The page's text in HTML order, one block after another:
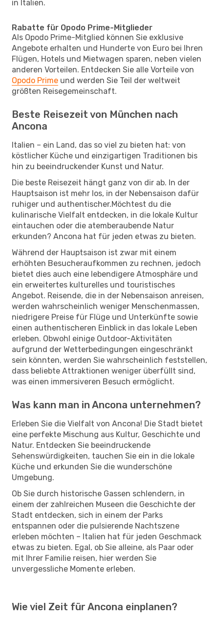
in Italien.
Rabatte für Opodo Prime-Mitglieder
Als Opodo Prime-Mitglied können Sie exklusive
Angebote erhalten und Hunderte von Euro bei Ihren
Flügen, Hotels und Mietwagen sparen, neben vielen
anderen Vorteilen. Entdecken Sie alle Vorteile von
Opodo Prime und werden Sie Teil der weltweit
größten Reisegemeinschaft.
Beste Reisezeit von München nach
Ancona
Italien – ein Land, das so viel zu bieten hat: von
köstlicher Küche und einzigartigen Traditionen bis
hin zu beeindruckender Kunst und Natur.
Die beste Reisezeit hängt ganz von dir ab. In der
Hauptsaison ist mehr los, in der Nebensaison dafür
ruhiger und authentischer.Möchtest du die
kulinarische Vielfalt entdecken, in die lokale Kultur
eintauchen oder die atemberaubende Natur
erkunden? Ancona hat für jeden etwas zu bieten.
Während der Hauptsaison ist zwar mit einem
erhöhten Besucheraufkommen zu rechnen, jedoch
bietet dies auch eine lebendigere Atmosphäre und
ein erweitertes kulturelles und touristisches
Angebot. Reisende, die in der Nebensaison anreisen,
werden wahrscheinlich weniger Menschenmassen,
niedrigere Preise für Flüge und Unterkünfte sowie
einen authentischeren Einblick in das lokale Leben
erleben. Obwohl einige Outdoor-Aktivitäten
aufgrund der Wetterbedingungen eingeschränkt
sein könnten, werden Sie wahrscheinlich feststellen,
dass beliebte Attraktionen weniger überfüllt sind,
was einen immersiveren Besuch ermöglicht.
Was kann man in Ancona unternehmen?
Erleben Sie die Vielfalt von Ancona! Die Stadt bietet
eine perfekte Mischung aus Kultur, Geschichte und
Natur. Entdecken Sie beeindruckende
Sehenswürdigkeiten, tauchen Sie ein in die lokale
Küche und erkunden Sie die wunderschöne
Umgebung.
Ob Sie durch historische Gassen schlendern, in
einem der zahlreichen Museen die Geschichte der
Stadt entdecken, sich in einem der Parks
entspannen oder die pulsierende Nachtszene
erleben möchten – Italien hat für jeden Geschmack
etwas zu bieten. Egal, ob Sie alleine, als Paar oder
mit Ihrer Familie reisen, hier werden Sie
unvergessliche Momente erleben.
Wie viel Zeit für Ancona einplanen?